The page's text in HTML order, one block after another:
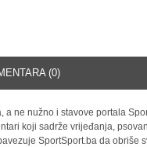
(0)
ne nužno i stavove portala
koji sadrže vrijeđanja,
SportSport.ba da obriše